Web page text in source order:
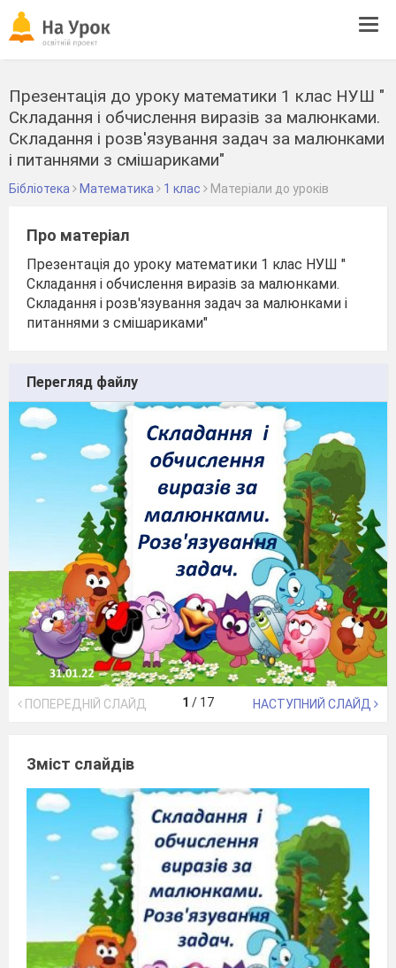
Презентація до уроку математики 1 клас НУШ "
Складання і обчислення виразів за малюнками.
Складання і розв'язування задач за малюнками
і питаннями з смішариками"
Бібліотека Математика 1 клас Матеріали до уроків
Про матеріал
Презентація до уроку математики 1 клас НУШ "
Складання і обчислення виразів за малюнками.
Складання і розв'язування задач за малюнками і
питаннями з смішариками"
Перегляд файлу
ПОПЕРЕДНІЙ СЛАЙД 1 / 17 НАСТУПНИЙ СЛАЙД
Зміст слайдів